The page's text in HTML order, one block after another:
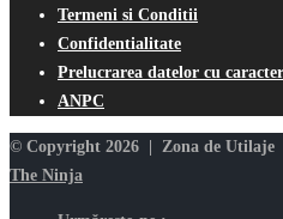
Termeni si Conditii
Confidentialitate
Prelucrarea datelor cu
ANPC
© Copyright 2026 | Zona de Utilaje
The Ninja